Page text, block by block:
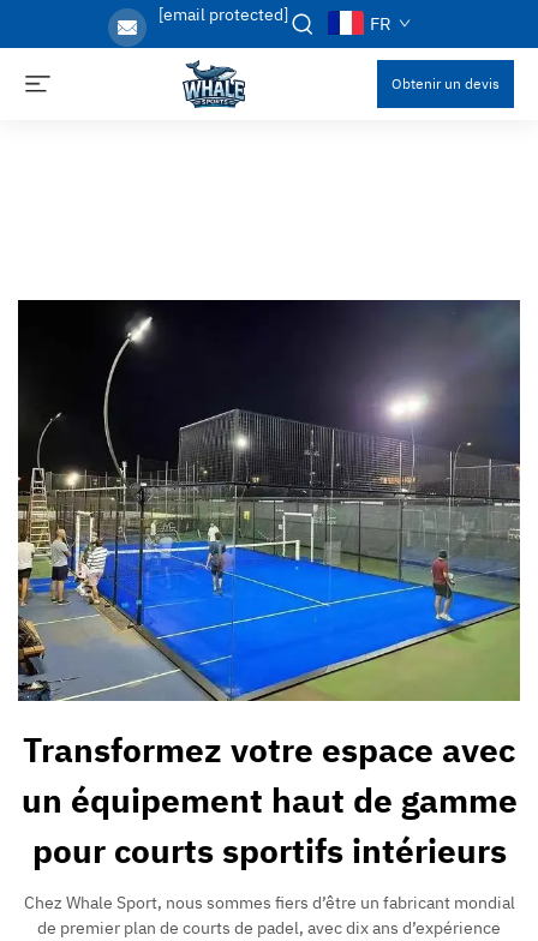
[email protected] FR
Obtenir un devis
Transformez votre espace avec
un équipement haut de gamme
pour courts sportifs intérieurs
Chez Whale Sport, nous sommes fiers d’être un fabricant mondial
de premier plan de courts de padel, avec dix ans d’expérience